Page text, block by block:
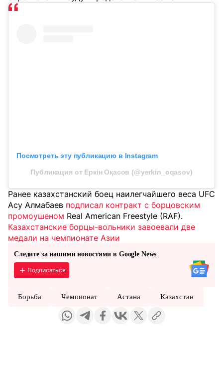
Посмотреть эту публикацию в Instagram
Публикация от Еркін Оқасов (@yerkin_oqasov)
Ранее казахстанский боец наилегчайшего веса UFC
Асу Алмабаев подписал контракт с борцовским
промоушеном Real American Freestyle (RAF).
Казахстанские борцы-вольники завоевали две
медали на чемпионате Азии
Следите за нашими новостями в Google News
Подписаться
Борьба Чемпионат Астана Казахстан